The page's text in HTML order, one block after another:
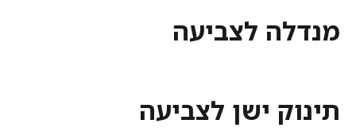
לצביעה
ישן לצביעה